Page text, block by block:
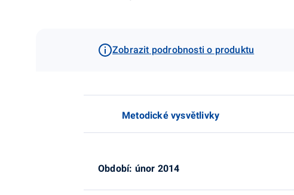
Zobrazit podrobnosti o produktu
Metodické vysvětlivky
Období: únor 2014